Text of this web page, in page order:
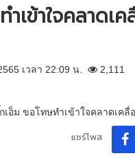
เข้าใจคลาด
เวลา 22:09 น. 2,111
แชร์โพส